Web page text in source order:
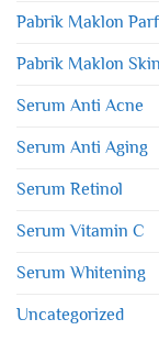
Pabrik Maklon
Pabrik Maklon
Serum Anti Acne
Serum Anti Aging
Serum Retinol
Serum Vitamin C
Serum Whitening
Uncategorized